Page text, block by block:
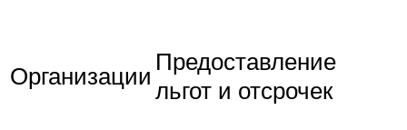
Организации Предоставление
льгот и отсрочек